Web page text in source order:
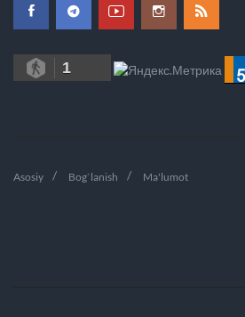
1
Asosiy Bog`lanish Ma'lumot